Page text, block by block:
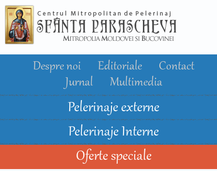
conţinutul
principal
Despre noi Editoriale
Contact
Jurnal
Multimedia
Pelerinaje externe
Pelerinaje Interne
Oferte speciale